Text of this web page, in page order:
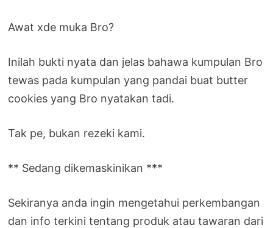
Awat xde muka Bro?
Inilah bukti nyata dan jelas bahawa kumpulan Bro
tewas pada kumpulan yang pandai buat butter
cookies yang Bro nyatakan tadi.
Tak pe, bukan rezeki kami.
** Sedang dikemaskinikan ***
Sekiranya anda ingin mengetahui perkembangan
dan info terkini tentang produk atau tawaran dari